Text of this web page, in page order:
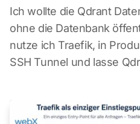
Ich wollte die Qdrant
ohne die Datenbank
nutze ich Traefik, in
SSH Tunnel und lasse